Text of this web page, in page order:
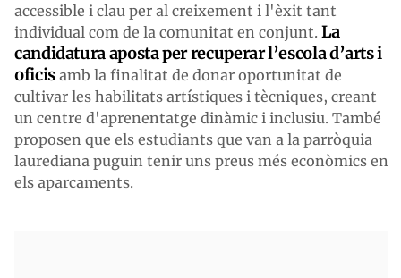
accessible i clau per al creixement i l'èxit tant
individual com de la comunitat en conjunt. La
candidatura aposta per recuperar l’escola d’arts i
oficisamb la finalitat de donar oportunitat de
cultivar les habilitats artístiques i tècniques, creant
un centre d'aprenentatge dinàmic i inclusiu. També
proposen que els estudiants que van a la parròquia
laurediana puguin tenir uns preus més econòmics en
els aparcaments.